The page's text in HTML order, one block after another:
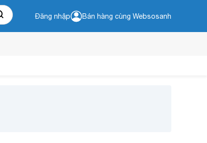
Đăng nhập Bán hàng cùng Websosanh